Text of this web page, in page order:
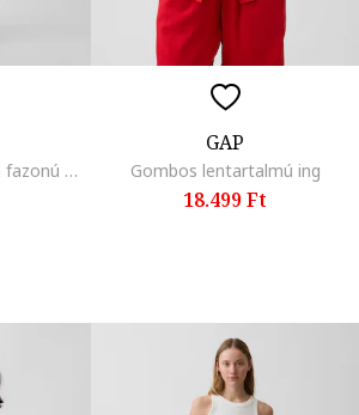
Húzózsinóros balloon fazonú pamutnadrág, Orchidea rózsaszín,
GAP
Gombos lentartalmú ing
18.499 Ft